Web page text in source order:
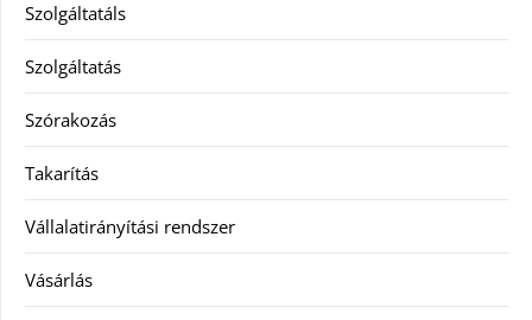
Szolgáltatáls
Szolgáltatás
Szórakozás
Takarítás
Vállalatirányítási rendszer
Vásárlás